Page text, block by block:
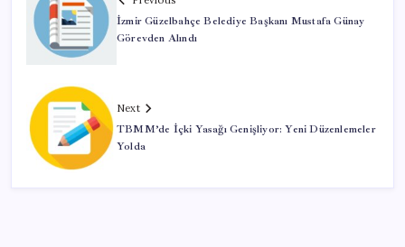
İzmir Güzelbahçe Belediye Başkanı Mustafa Günay
Görevden Alındı
Next
TBMM’de İçki Yasağı Genişliyor: Yeni Düzenlemeler
Yolda